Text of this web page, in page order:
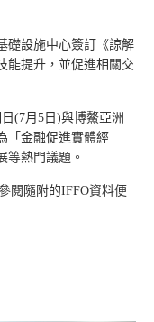
礎設施中心簽訂《諒解
能提升，並促進相關交
(7月5日)與博鰲亞洲
「金融促進實體經
等熱門議題。
閱隨附的IFFO資料便